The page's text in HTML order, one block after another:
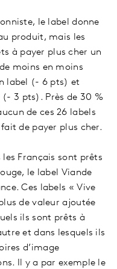
le label donne
produit, mais les
à payer plus cher un
moins en moins
label (- 6 pts) et
3 pts). Près de 30 %
de ces 26 labels
de payer plus cher.
les Français sont prêts
le label Viande
Ces labels « Vive
de valeur ajoutée
ils sont prêts à
et dans lesquels ils
d’image
Il y a par exemple le